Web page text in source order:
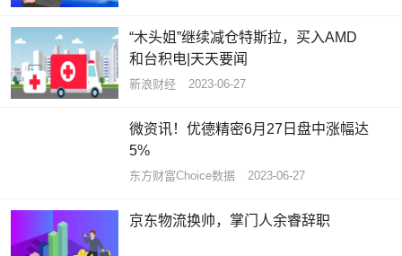
“木头姐”继续减仓特斯拉，买入AMD
和台积电|天天要闻
新浪财经 2023-06-27
微资讯！优德精密6月27日盘中涨幅达
5%
东方财富Choice数据 2023-06-27
京东物流换帅，掌门人余睿辞职